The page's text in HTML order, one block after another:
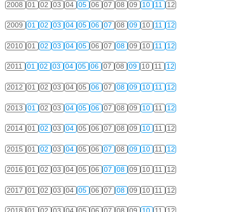
2008 01 02 03 04 05 06 07 08 09 10 11 12
2009 01 02 03 04 05 06 07 08 09 10 11 12
2010 01 02 03 04 05 06 07 08 09 10 11 12
2011 01 02 03 04 05 06 07 08 09 10 11 12
2012 01 02 03 04 05 06 07 08 09 10 11 12
2013 01 02 03 04 05 06 07 08 09 10 11 12
2014 01 02 03 04 05 06 07 08 09 10 11 12
2015 01 02 03 04 05 06 07 08 09 10 11 12
2016 01 02 03 04 05 06 07 08 09 10 11 12
2017 01 02 03 04 05 06 07 08 09 10 11 12